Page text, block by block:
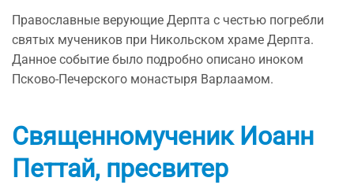
Православные верующие Дерпта с честью погребли
святых мучеников при Никольском храме Дерпта.
Данное событие было подробно описано иноком
Псково-Печерского монастыря Варлаамом.
Священномученик Иоанн
Петтай, пресвитер